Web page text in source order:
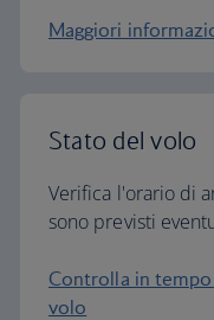
Maggiori
Stato del volo
Verifica l'orario di
sono previsti
Controlla in
volo